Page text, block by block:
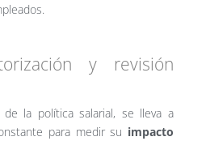
y revisión
de la política salarial, se lleva a
para medir su impacto